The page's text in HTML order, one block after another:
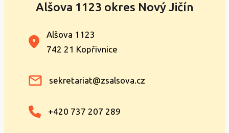
Alšova 1123 okres Nový Jičín
Alšova 1123
742 21 Kopřivnice
sekretariat@zsalsova.cz
+420 737 207 289